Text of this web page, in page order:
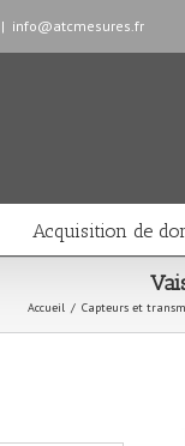
| info@atcmesures.fr
Acquisition de
Accueil / Capteurs et